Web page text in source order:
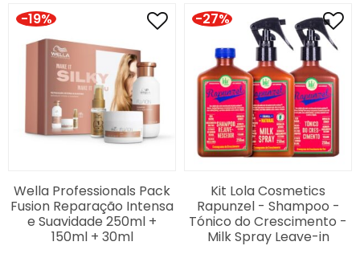
-19%
Wella Professionals Pack
Fusion Reparação Intensa
e Suavidade 250ml +
150ml + 30ml
-27%
Kit Lola Cosmetics
Rapunzel - Shampoo -
Tónico do Crescimento -
Milk Spray Leave-in